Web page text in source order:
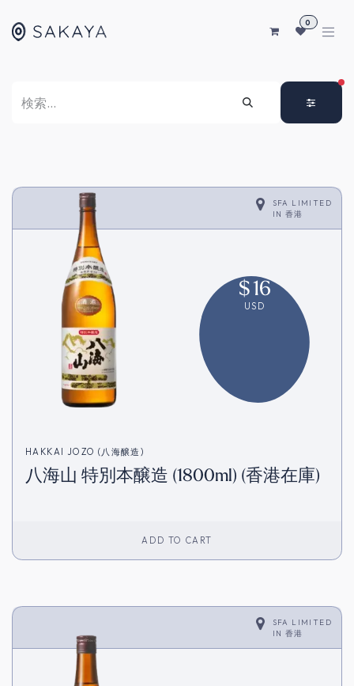
0
SFA LIMITED
IN 香港
$16
USD
HAKKAI JOZO (八海醸造)
八海山 特別本醸造 (1800ml) (香港在庫)
ADD TO CART
SFA LIMITED
IN 香港